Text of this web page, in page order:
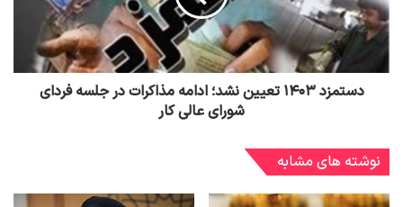
دستمزد ۱۴۰۳ تعیین نشد؛ ادامه مذاکرات در جلسه فردای
شورای عالی کار
نوشته های مشابه